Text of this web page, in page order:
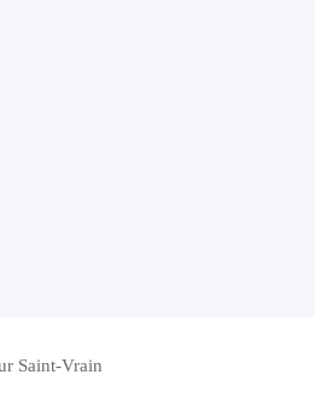
Saint-Vrain